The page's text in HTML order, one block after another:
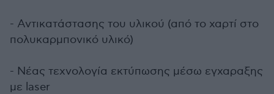
- Αντικατάστασης του υλικού (από το χαρτί στο
πολυκαρμπονικό υλικό)
- Νέας τεχνολογία εκτύπωσης μέσω εγχαραξης
με laser